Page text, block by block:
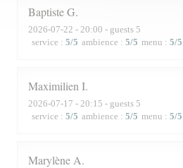
BaptisteG
2026-07-22 - 20:00 - guests 5
service : 5/5 ambience : 5/5 menu : 5/5
Maximilien I
2026-07-17 - 20:15 - guests 5
service : 5/5 ambience : 5/5 menu : 5/5
Marylène A